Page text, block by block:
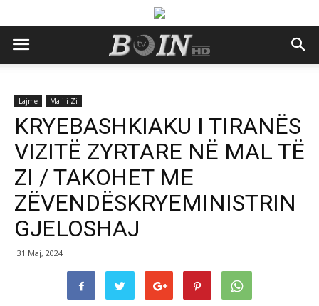
Lajme Mali i Zi
KRYEBASHKIAKU I TIRANËS
VIZITË ZYRTARE NË MAL TË
ZI / TAKOHET ME
ZËVENDËSKRYEMINISTRIN
GJELOSHAJ
31 Maj, 2024